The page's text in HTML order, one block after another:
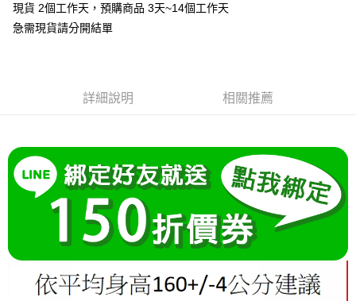
大哥付你分期
2.付款方式選擇「大哥付你分期」，訂單成立後會自動跳轉到大哥付的交易
4.訂單成立30分鐘內，如未前往確認交易或遇審核未通過，訂單將自動取
消。如遇「轉專審核」未通過狀況，表示未達大哥付你分期系統評分，恕無
法說明評估內容。
【繳款方式說明】
1.分期款項不併入電信帳單，「大哥付你分期」於每月結算日後寄送繳費提
2.透過簡訊連結打開帳單後，可選擇「超商條碼／台灣大直營門市／銀行轉
帳／街口支付／iPASS MONEY」等通路繳費。
【注意事項】
1.本服務係由「台灣大哥大股份有限公司」（以下簡稱本公司）所提供，讓
１．簡單：不需註冊會員、不需綁卡、不需儲值。
２．便利：只要手機號碼，簡訊認證，即可結帳。
３．安心：先確認商品／服務後，再付款。
【「AFTEE先享後付」結帳流程】
１．於結帳方式選擇「AFTEE先享後付」後，將跳轉至「AFTEE先享後付」
結帳頁面，進行簡訊認證並確認金額後，即可完成結帳。
２．訂單成立數日內，您將收到繳費通知簡訊。
３．收到繳費通知簡訊後14天內，點擊此簡訊中的連結，可透過四大超商／
ATM／網路銀行／等多元方式進行付款，方視為交易完成。
相關說明
「Hami Point」為中華電信所提供之點數服務，可於會員專區綁定中華電信
會員帳號後，即可在購物車使用 Hami Point 折抵消費金額 (1點等於1元)。
ATM付款
運送方式
全家付款取貨
每筆NT$80，滿NT$699(含以上)免運費
付款後全家取貨
現貨 2個工作天，預購商品 3天~14個工作天
急需現貨請分開結單
詳細說明 相關推薦